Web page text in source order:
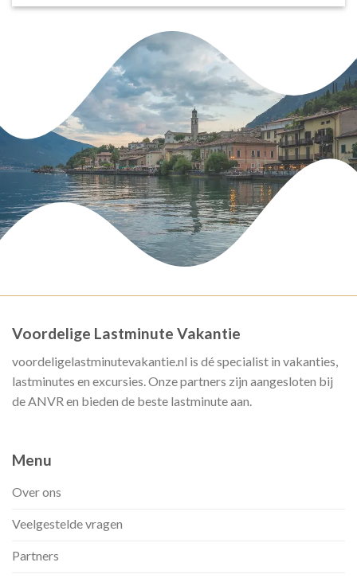
Voordelige Lastminute Vakantie
voordeligelastminutevakantie.nl is dé specialist in vakanties,
lastminutes en excursies. Onze partners zijn aangesloten bij
de ANVR en bieden de beste lastminute aan.
Menu
Over ons
Veelgestelde vragen
Partners